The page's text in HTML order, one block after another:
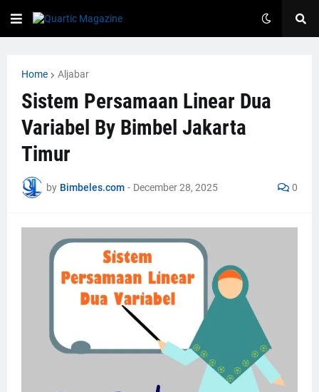
Home Aljabar
Sistem Persamaan Linear Dua
Variabel By Bimbel Jakarta
Timur
by Bimbeles.com - December 28, 2025 0